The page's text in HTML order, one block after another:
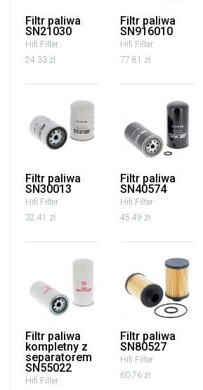
Filtr paliwa
SN21030
Hifi Filter
24.33 zł
Filtr paliwa
SN916010
Hifi Filter
77.81 zł
Filtr paliwa
SN30013
Hifi Filter
32.41 zł
Filtr paliwa
SN40574
Hifi Filter
45.49 zł
Filtr paliwa
kompletny z
separatorem
SN55022
Hifi Filter
Filtr paliwa
SN80527
Hifi Filter
60.76 zł